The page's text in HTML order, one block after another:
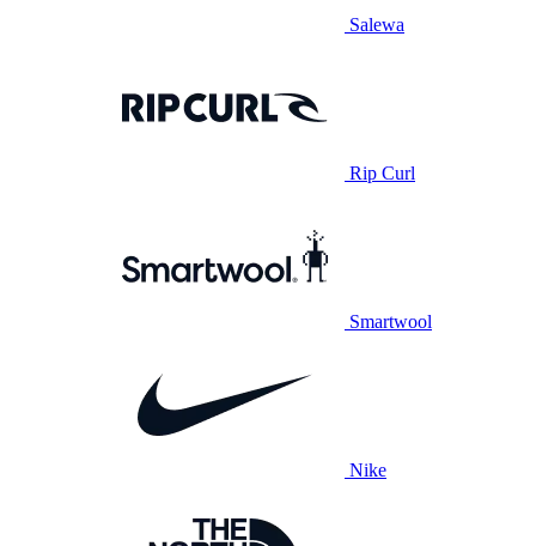
Salewa
Rip Curl
Smartwool
Nike